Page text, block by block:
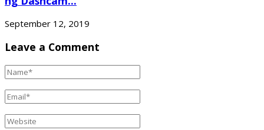
September 12, 2019
Leave a Comment